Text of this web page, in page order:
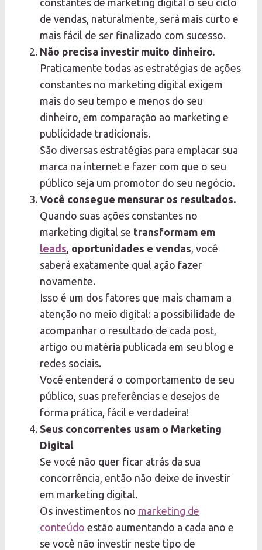
de vendas, naturalmente, será mais curto e
mais fácil de ser finalizado com sucesso.
Não precisa investir muito dinheiro.
Praticamente todas as estratégias de ações
constantes no marketing digital exigem
mais do seu tempo e menos do seu
dinheiro, em comparação ao marketing e
publicidade tradicionais.
São diversas estratégias para emplacar sua
marca na internet e fazer com que o seu
público seja um promotor do seu negócio.
Você consegue mensurar os resultados.
Quando suas ações constantes no
marketing digital se transformam em
leads oportunidades e vendas , você
saberá exatamente qual ação fazer
novamente.
Isso é um dos fatores que mais chamam a
atenção no meio digital: a possibilidade de
acompanhar o resultado de cada post,
artigo ou matéria publicada em seu blog e
redes sociais.
Você entenderá o comportamento de seu
público, suas preferências e desejos de
forma prática, fácil e verdadeira!
Seus concorrentes usam o Marketing
Digital
Se você não quer ficar atrás da sua
concorrência, então não deixe de investir
em marketing digital.
Os investimentos no marketing de
conteúdo estão aumentando a cada ano e
se você não investir neste tipo de